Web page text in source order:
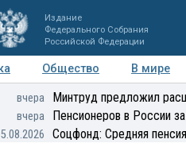
Издание
Федерального Собрания
Российской Федерации
Общество В мире
Мнения Регионы
вчера Минтруд предложил
вчера Пенсионеров в России
Соцфонд: Средняя